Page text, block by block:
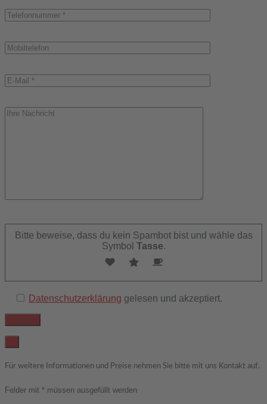
dieses
Bitte beweise, dass du kein Spambot bist und wähle das
Symbol Tasse.
Datenschutzerklärung gelesen und akzeptiert.
×
Für weitere Informationen und Preise nehmen Sie bitte mit uns Kontakt auf.
Felder mit * müssen ausgefüllt werden